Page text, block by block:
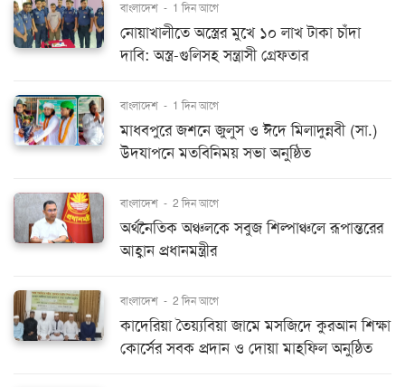
বাংলাদেশ - 1 দিন আগে
নোয়াখালীতে অস্ত্রের মুখে ১০ লাখ টাকা চাঁদা
দাবি: অস্ত্র-গুলিসহ সন্ত্রাসী গ্রেফতার
বাংলাদেশ - 1 দিন আগে
মাধবপুরে জশনে জুলুস ও ঈদে মিলাদুন্নবী (সা.)
উদযাপনে মতবিনিময় সভা অনুষ্ঠিত
বাংলাদেশ - 2 দিন আগে
অর্থনৈতিক অঞ্চলকে সবুজ শিল্পাঞ্চলে রূপান্তরের
আহ্বান প্রধানমন্ত্রীর
বাংলাদেশ - 2 দিন আগে
কাদেরিয়া তৈয়্যবিয়া জামে মসজিদে কুরআন শিক্ষা
কোর্সের সবক প্রদান ও দোয়া মাহফিল অনুষ্ঠিত